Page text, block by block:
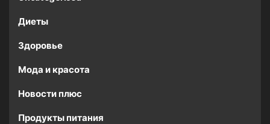
Диеты
Здоровье
Мода и красота
Новости плюс
Продукты питания